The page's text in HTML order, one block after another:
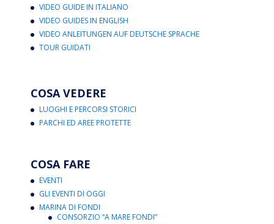
VIDEO GUIDE IN ITALIANO
VIDEO GUIDES IN ENGLISH
VIDEO ANLEITUNGEN AUF DEUTSCHE SPRACHE
TOUR GUIDATI
COSA VEDERE
LUOGHI E PERCORSI STORICI
PARCHI ED AREE PROTETTE
COSA FARE
EVENTI
GLI EVENTI DI OGGI
MARINA DI FONDI
CONSORZIO “A MARE FONDI”